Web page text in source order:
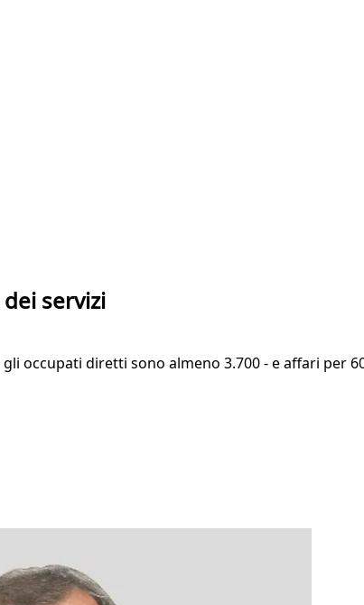
servizi
occupati diretti sono almeno 3.700 - e affari per